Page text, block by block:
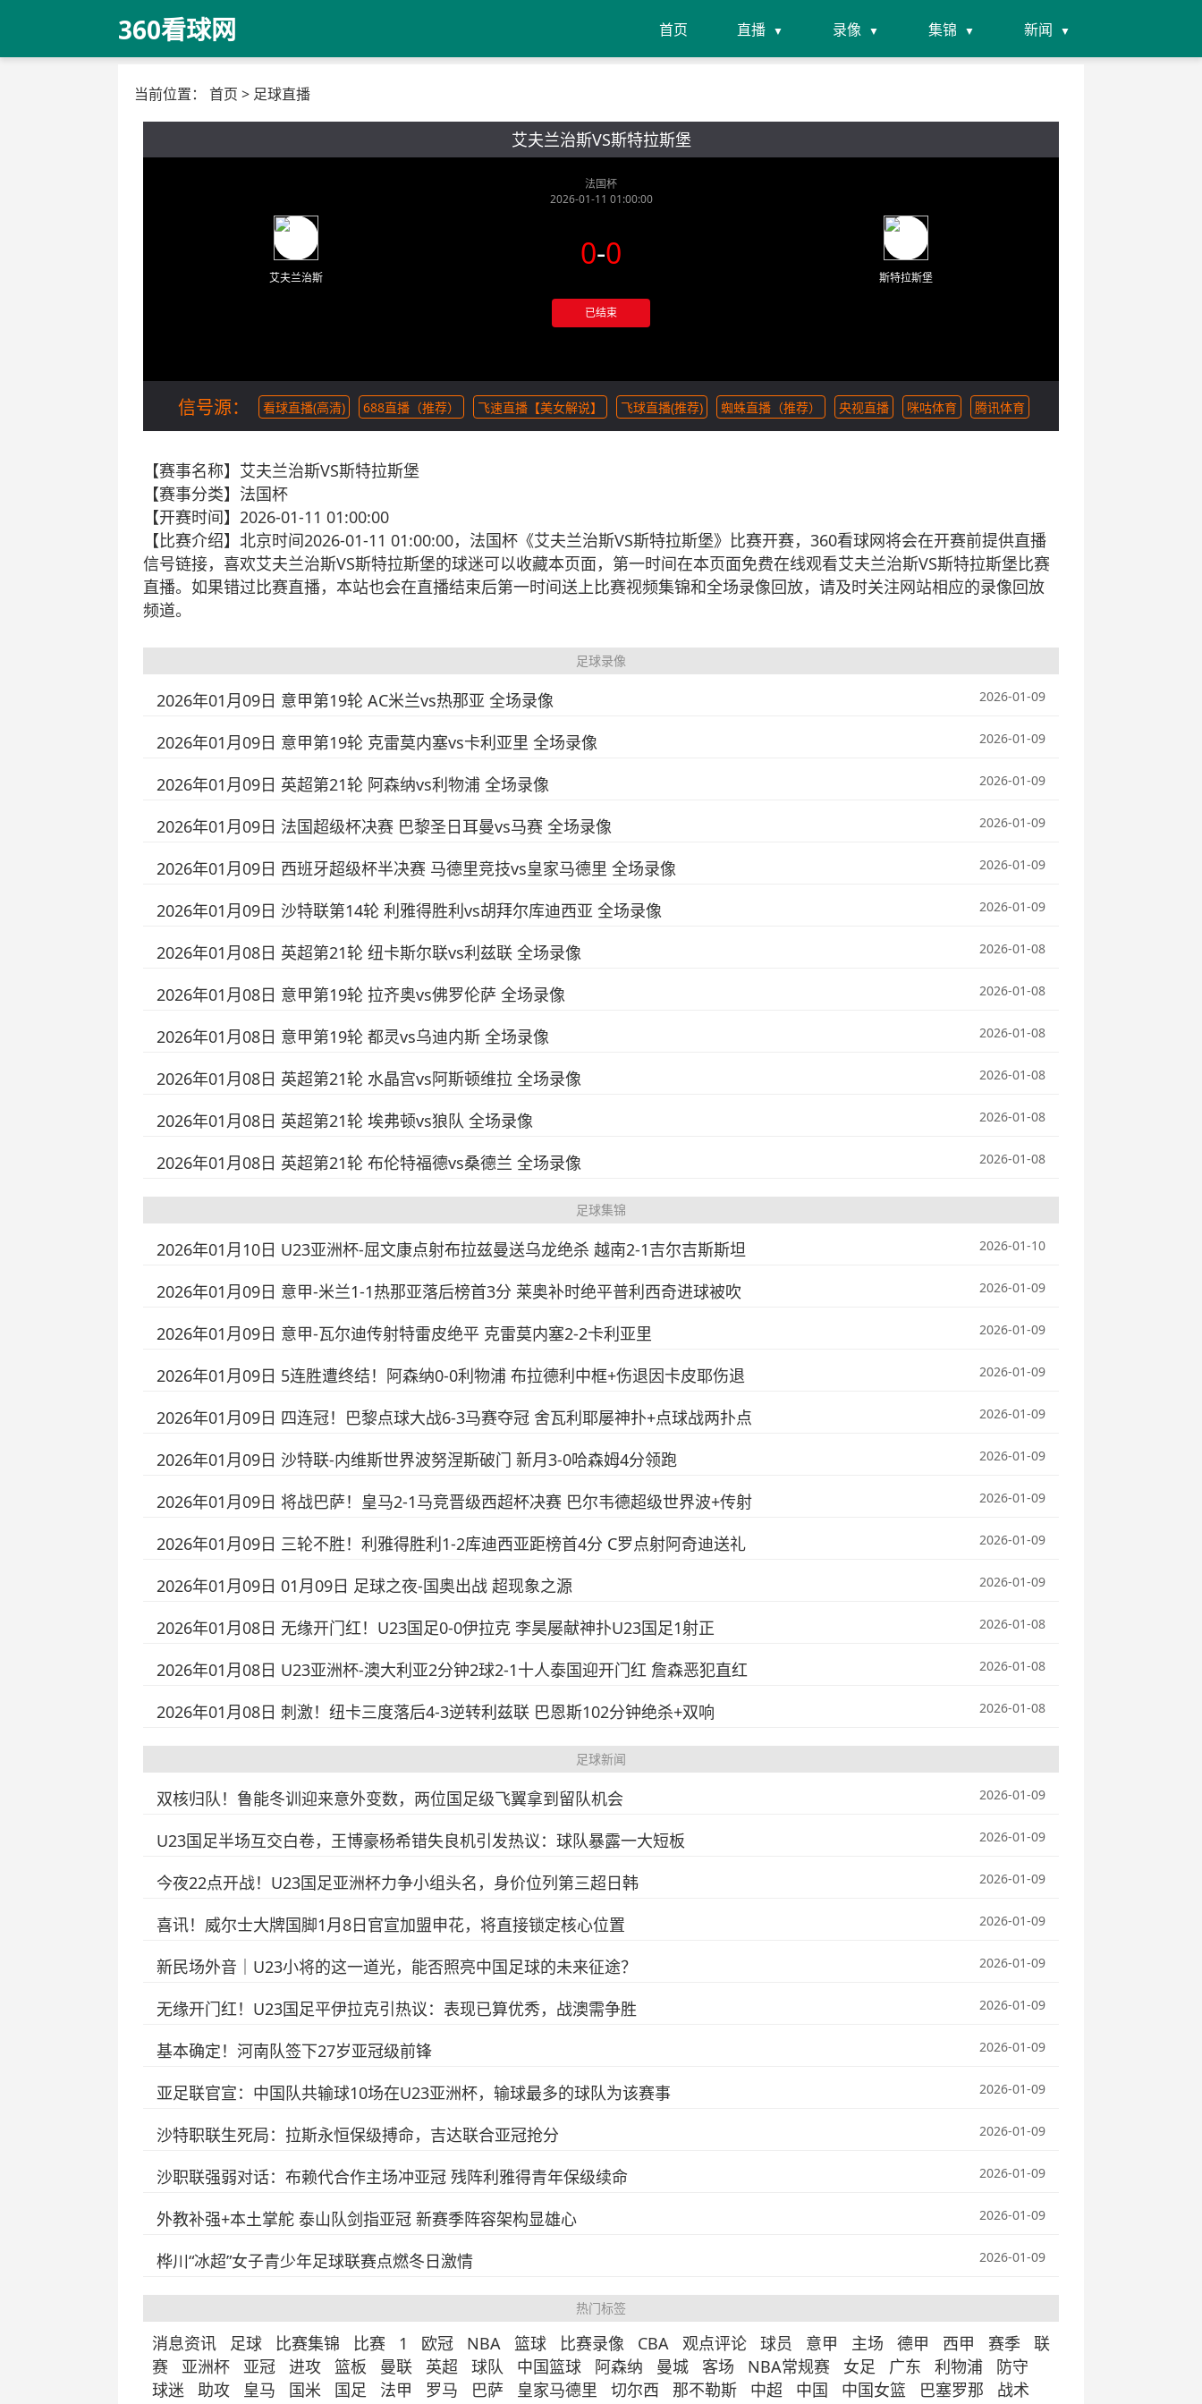
360看球网 首页 直播 录像 集锦 新闻
当前位置： 首页 > 足球直播
艾夫兰治斯VS斯特拉斯堡
法国杯
2026-01-11 01:00:00
艾夫兰治斯
0-0
已结束
斯特拉斯堡
信号源： 看球直播(高清) 688直播（推荐） 飞速直播【美女解说】 飞球直播(推荐) 蜘蛛直播（推荐） 央视直播 咪咕体育 腾讯体育
【赛事名称】 艾夫兰治斯VS斯特拉斯堡
【赛事分类】 法国杯
【开赛时间】 2026-01-11 01:00:00
【比赛介绍】 北京时间2026-01-11 01:00:00，法国杯《艾夫兰治斯VS斯特拉斯堡》比赛开赛，360看球网将会在开赛前提供直播
信号链接，喜欢艾夫兰治斯VS斯特拉斯堡的球迷可以收藏本页面，第一时间在本页面免费在线观看艾夫兰治斯VS斯特拉斯堡比赛
直播。如果错过比赛直播，本站也会在直播结束后第一时间送上比赛视频集锦和全场录像回放，请及时关注网站相应的录像回放
频道。
足球录像
2026年01月09日 意甲第19轮 AC米兰vs热那亚 全场录像 2026-01-09
2026年01月09日 意甲第19轮 克雷莫内塞vs卡利亚里 全场录像 2026-01-09
2026年01月09日 英超第21轮 阿森纳vs利物浦 全场录像 2026-01-09
2026年01月09日 法国超级杯决赛 巴黎圣日耳曼vs马赛 全场录像 2026-01-09
2026年01月09日 西班牙超级杯半决赛 马德里竞技vs皇家马德里 全场录像 2026-01-09
2026年01月09日 沙特联第14轮 利雅得胜利vs胡拜尔库迪西亚 全场录像 2026-01-09
2026年01月08日 英超第21轮 纽卡斯尔联vs利兹联 全场录像 2026-01-08
2026年01月08日 意甲第19轮 拉齐奥vs佛罗伦萨 全场录像 2026-01-08
2026年01月08日 意甲第19轮 都灵vs乌迪内斯 全场录像 2026-01-08
2026年01月08日 英超第21轮 水晶宫vs阿斯顿维拉 全场录像 2026-01-08
2026年01月08日 英超第21轮 埃弗顿vs狼队 全场录像 2026-01-08
2026年01月08日 英超第21轮 布伦特福德vs桑德兰 全场录像 2026-01-08
足球集锦
2026年01月10日 U23亚洲杯-屈文康点射布拉兹曼送乌龙绝杀 越南2-1吉尔吉斯斯坦 2026-01-10
2026年01月09日 意甲-米兰1-1热那亚落后榜首3分 莱奥补时绝平普利西奇进球被吹 2026-01-09
2026年01月09日 意甲-瓦尔迪传射特雷皮绝平 克雷莫内塞2-2卡利亚里 2026-01-09
2026年01月09日 5连胜遭终结！阿森纳0-0利物浦 布拉德利中框+伤退因卡皮耶伤退 2026-01-09
2026年01月09日 四连冠！巴黎点球大战6-3马赛夺冠 舍瓦利耶屡神扑+点球战两扑点 2026-01-09
2026年01月09日 沙特联-内维斯世界波努涅斯破门 新月3-0哈森姆4分领跑 2026-01-09
2026年01月09日 将战巴萨！皇马2-1马竞晋级西超杯决赛 巴尔韦德超级世界波+传射 2026-01-09
2026年01月09日 三轮不胜！利雅得胜利1-2库迪西亚距榜首4分 C罗点射阿奇迪送礼 2026-01-09
2026年01月09日 01月09日 足球之夜-国奥出战 超现象之源 2026-01-09
2026年01月08日 无缘开门红！U23国足0-0伊拉克 李昊屡献神扑U23国足1射正 2026-01-08
2026年01月08日 U23亚洲杯-澳大利亚2分钟2球2-1十人泰国迎开门红 詹森恶犯直红 2026-01-08
2026年01月08日 刺激！纽卡三度落后4-3逆转利兹联 巴恩斯102分钟绝杀+双响 2026-01-08
足球新闻
双核归队！鲁能冬训迎来意外变数，两位国足级飞翼拿到留队机会 2026-01-09
U23国足半场互交白卷，王博豪杨希错失良机引发热议：球队暴露一大短板 2026-01-09
今夜22点开战！U23国足亚洲杯力争小组头名，身价位列第三超日韩 2026-01-09
喜讯！威尔士大牌国脚1月8日官宣加盟申花，将直接锁定核心位置 2026-01-09
新民场外音｜U23小将的这一道光，能否照亮中国足球的未来征途？ 2026-01-09
无缘开门红！U23国足平伊拉克引热议：表现已算优秀，战澳需争胜 2026-01-09
基本确定！河南队签下27岁亚冠级前锋 2026-01-09
亚足联官宣：中国队共输球10场在U23亚洲杯，输球最多的球队为该赛事 2026-01-09
沙特职联生死局：拉斯永恒保级搏命，吉达联合亚冠抢分 2026-01-09
沙职联强弱对话：布赖代合作主场冲亚冠 残阵利雅得青年保级续命 2026-01-09
外教补强+本土掌舵 泰山队剑指亚冠 新赛季阵容架构显雄心 2026-01-09
桦川“冰超”女子青少年足球联赛点燃冬日激情 2026-01-09
热门标签
消息资讯 足球 比赛集锦 比赛 1 欧冠 NBA 篮球 比赛录像 CBA 观点评论 球员 意甲 主场 德甲 西甲 赛季
联
赛
亚洲杯 亚冠 进攻 篮板 曼联 英超 球队 中国篮球 阿森纳 曼城 客场 NBA常规赛 女足 广东 利物浦
防守
球迷
助攻 皇马 国米 国足 法甲 罗马 巴萨 皇家马德里 切尔西 那不勒斯 中超 中国 中国女篮 巴塞罗那 战术